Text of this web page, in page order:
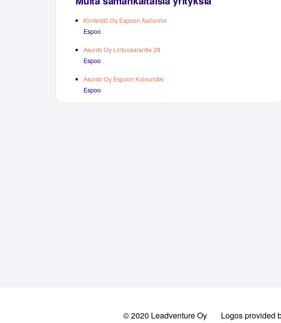
Kiinteistö Oy Espoon Aallonrivi
Espoo
Asunto Oy Lintuvaarantie 28
Espoo
Asunto Oy Espoon Koivumäki
Espoo
© 2020 Leadventure Oy Logos provided